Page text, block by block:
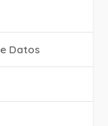
Datos